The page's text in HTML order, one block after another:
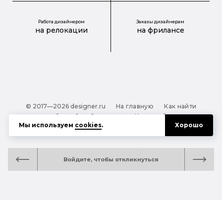
Войдите, чтобы откликнуться
Работа дизайнером
на релокации
Заказы дизайнерам
на фрилансе
© 2017—2026 designer.ru На главную
Как найти
дизайнера?
О проекте
Карта сайта
Обработка персональных данных
Файлы cookie
руководство для тех, кто заказывает дизайн
Мы используем cookies. Хорошо